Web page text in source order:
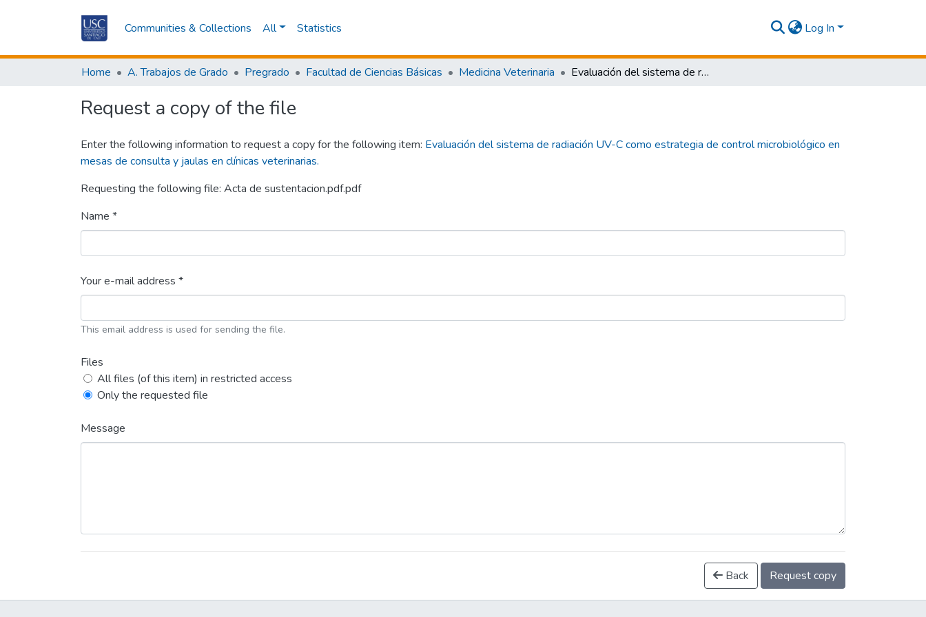
Communities & Collections All Statistics Log In
Home A. Trabajos de Grado Pregrado Facultad de Ciencias Básicas Medicina Veterinaria Evaluación del sistema de radiación UV-C como estrategia de control microbiológico en mesas de consulta y jaulas en clínicas veterinarias.
Request a copy of the file
Enter the following information to request a copy for the following item: Evaluación del sistema de radiación UV-C como estrategia de control microbiológico en
mesas de consulta y jaulas en clínicas veterinarias.
Requesting the following file: Acta de sustentacion.pdf.pdf
Name *
Your e-mail address *
This email address is used for sending the file.
Files
All files (of this item) in restricted access
Only the requested file
Message
Back Request copy